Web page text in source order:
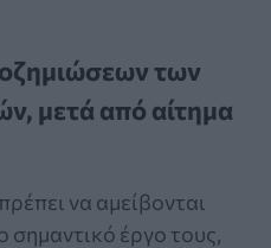
των
μετά από αίτημα
να αμείβονται
σημαντικό έργο τους,